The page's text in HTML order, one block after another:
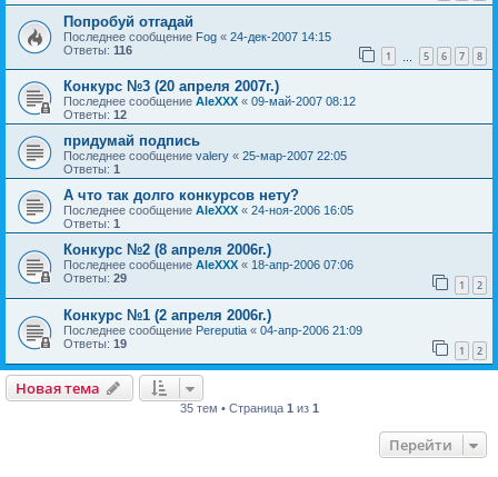
Попробуй отгадай
Последнее сообщение Fog « 24-дек-2007 14:15
Ответы: 116 1 5 6 7 8
Конкурс №3 (20 апреля 2007г.)
Последнее сообщение AleXXX « 09-май-2007 08:12
Ответы: 12
придумай подпись
Последнее сообщение valery « 25-мар-2007 22:05
Ответы: 1
А что так долго конкурсов нету?
Последнее сообщение AleXXX « 24-ноя-2006 16:05
Ответы: 1
Конкурс №2 (8 апреля 2006г.)
Последнее сообщение AleXXX « 18-апр-2006 07:06
Ответы: 29 1 2
Конкурс №1 (2 апреля 2006г.)
Последнее сообщение Pereputia « 04-апр-2006 21:09
Ответы: 19 1 2
Новая тема
35 тем • Страница 1 из 1
Перейти